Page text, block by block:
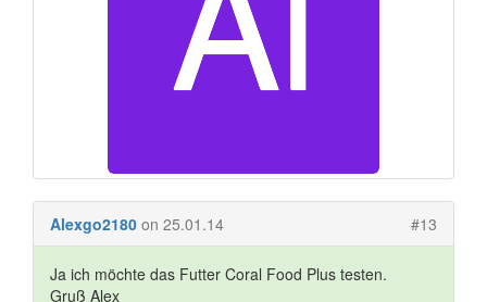
Alexgo2180 on 25.01.14 #13
Ja ich möchte das Futter Coral Food Plus testen.
Gruß Alex